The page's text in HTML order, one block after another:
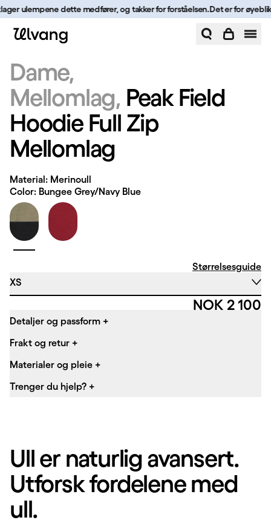
Hopp til innhold
ulempene dette medfører, og takker for forståelsen.Det er for
Dame
Mellomlag Peak Field
Hoodie Full Zip
Mellomlag
Material: Merinoull
Color: Bungee Grey/Navy Blue
Størrelsesguide
XS
Pris:
NOK 2 100
Detaljer og passform +
Frakt og retur +
Materialer og pleie +
Trenger du hjelp? +
Ull er naturlig avansert.
Utforsk fordelene med
ull.